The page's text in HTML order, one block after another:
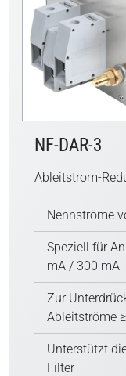
NF-DAR-3
Ableitstrom-
Nennströme
Speziell für
mA / 300 mA
Zur
Ableitströme
Unterstützt
Filter